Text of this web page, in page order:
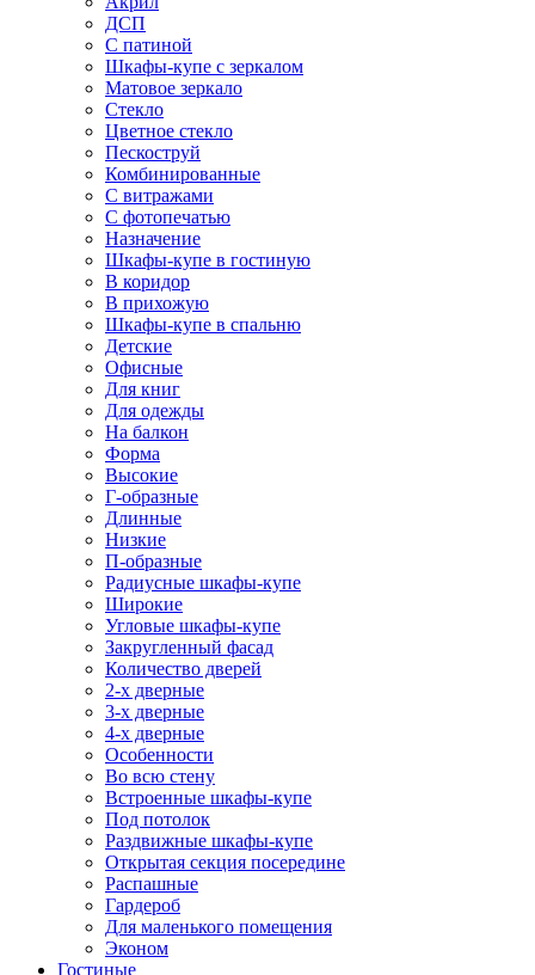
ДСП
С патиной
Шкафы-купе с зеркалом
Матовое зеркало
Стекло
Цветное стекло
Пескоструй
Комбинированные
С витражами
С фотопечатью
Назначение
Шкафы-купе в гостиную
В коридор
В прихожую
Шкафы-купе в спальню
Детские
Офисные
Для книг
Для одежды
На балкон
Форма
Высокие
Г-образные
Длинные
Низкие
П-образные
Радиусные шкафы-купе
Широкие
Угловые шкафы-купе
Закругленный фасад
Количество дверей
2-х дверные
3-х дверные
4-х дверные
Особенности
Во всю стену
Встроенные шкафы-купе
Под потолок
Раздвижные шкафы-купе
Открытая секция посередине
Распашные
Гардероб
Для маленького помещения
Эконом
Гостиные